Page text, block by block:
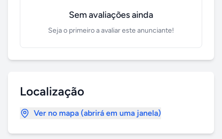
Sem avaliações ainda
Seja o primeiro a avaliar este anunciante!
Localização
Ver no mapa (abrirá em uma janela)